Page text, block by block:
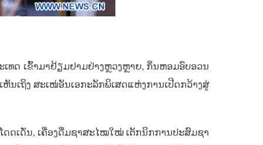
ເທດ ເຂົ້າມາຢ້ຽມຢາມຢ່າງຫຼວງຫຼາຍ, ກິ່ນຫອມອົບອວນ
ນເຖິງ ສະເໜ່ອັນເອກະລັກພິເສດແຫ່ງການເປີດກວ້າງສູ່
ດດເດັ່ນ, ເຄື່ອງດື່ມຊາສະໄໝໃໝ່ ເຕັກນິກການປະສົມຊາ